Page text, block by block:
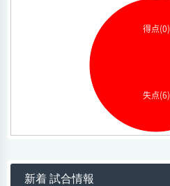
得点(0)
失点(6)
新着 試合情報